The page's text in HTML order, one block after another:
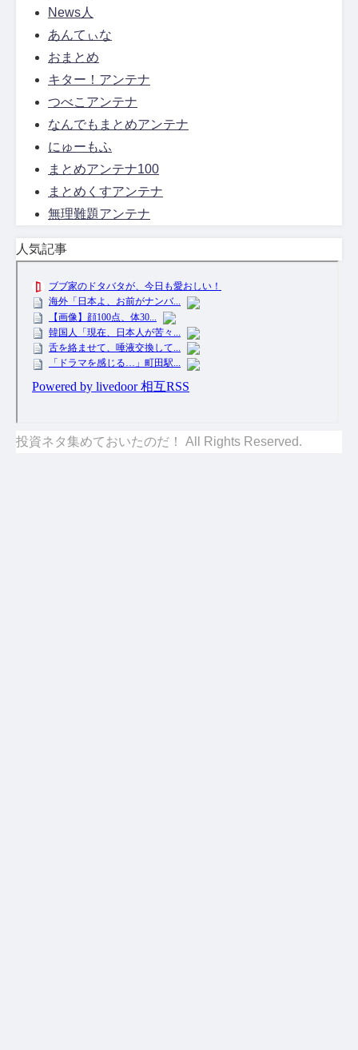
News人
あんてぃな
おまとめ
キター！アンテナ
つべこアンテナ
なんでもまとめアンテナ
にゅーもふ
まとめアンテナ100
まとめくすアンテナ
無理難題アンテナ
人気記事
投資ネタ集めておいたのだ！ All Rights Reserved.